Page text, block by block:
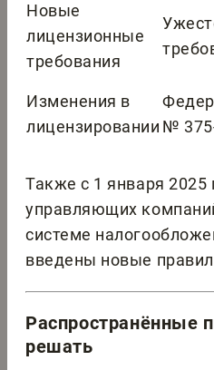
Новые
лицензионные
требования
Изменения в
лицензировании №
Также с 1 января 2025
управляющих
системе
введены новые
Распространённые
решать